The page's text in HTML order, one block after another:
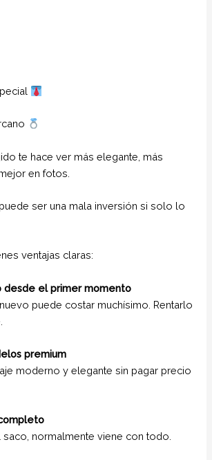
te hace ver más elegante, más
en fotos.
ser una mala inversión si solo lo
ventajas claras:
desde el primer momento
puede costar muchísimo. Rentarlo
premium
moderno y elegante sin pagar precio
normalmente viene con todo.